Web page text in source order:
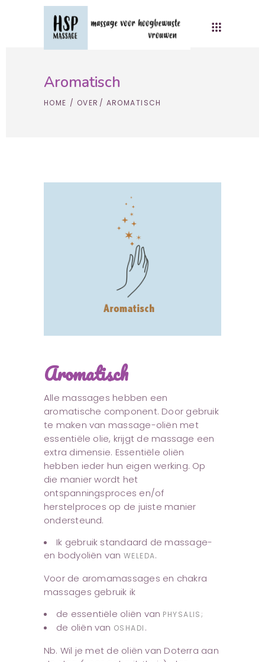
Aromatisch
HOME / OVER/ AROMATISCH
Aromatisch
Alle massages hebben een
aromatische component. Door gebruik
te maken van massage-oliën met
essentiële olie, krijgt de massage een
extra dimensie. Essentiële oliën
hebben ieder hun eigen werking. Op
die manier wordt het
ontspanningsproces en/of
herstelproces op de juiste manier
ondersteund.
Ik gebruik standaard de massage-
en bodyoliën van WELEDA.
Voor de aromamassages en chakra
massages gebruik ik
de essentiële oliën van PHYSALIS;
de oliën van OSHADI .
Nb. Wil je met de oliën van Doterra aan